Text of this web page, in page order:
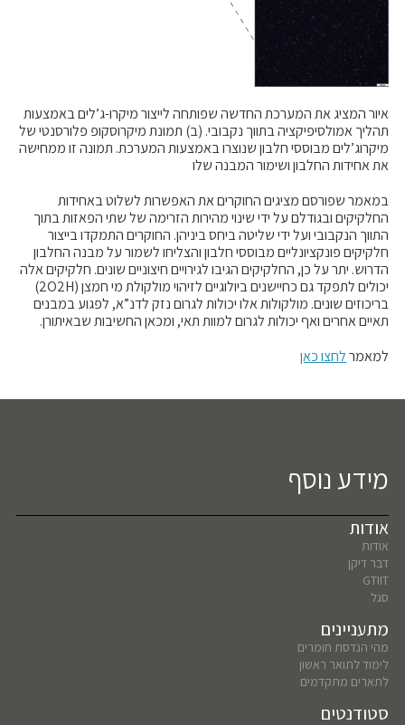
איור המציג את המערכת החדשה שפותחה לייצור מיקרו-ג’לים באמצעות
תהליך אמולסיפיקציה בתווך נקבובי. (ב) תמונת מיקרוסקופ פלורסנטי של
מיקרוג’לים מבוססי חלבון שנוצרו באמצעות המערכת. תמונה זו ממחישה
את אחידות החלבון ושימור המבנה שלו
במאמר שפורסם מציגים החוקרים את האפשרות לשלוט באחידות
החלקיקים ובגודלם על ידי שינוי מהירות הזרימה של שתי הפאזות בתוך
התווך הנקבובי ועל ידי שליטה ביחס ביניהן. החוקרים התמקדו בייצור
חלקיקים פונקציונליים מבוססי חלבון והצליחו לשמור על מבנה החלבון
הדרוש. יתר על כן, החלקיקים הגיבו לגירויים חיצוניים שונים. חלקיקים אלה
יכולים לתפקד גם כחיישנים ביולוגיים לזיהוי מולקולת מי חמצן (H
2
O
2)
בריכוזים שונים. מולקולות אלו יכולות לגרום נזק לדנ”א, לפגוע במבנים
תאיים אחרים ואף יכולות לגרום למוות תאי, ומכאן החשיבות שבאיתורן.
למאמרלחצו כאן
מידע נוסף
אודות
אודות
דבר דיקן
GTIIT
סגל
מתעניינים
מהי הנדסת חומרים
לימוד לתואר ראשון
לתארים מתקדמים
סטודנטים